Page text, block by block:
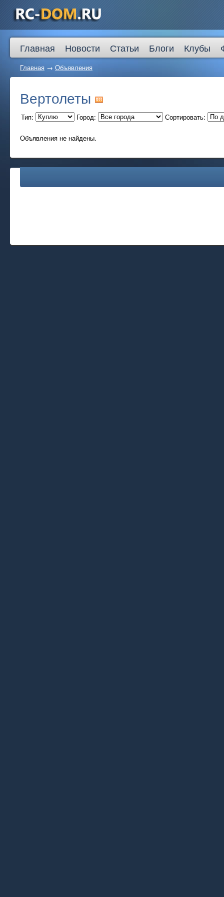
Главная Новости Статьи Блоги Клубы
Главная → Объявления
Вертолеты
Тип: Город: Сортировать:
Объявления не найдены.